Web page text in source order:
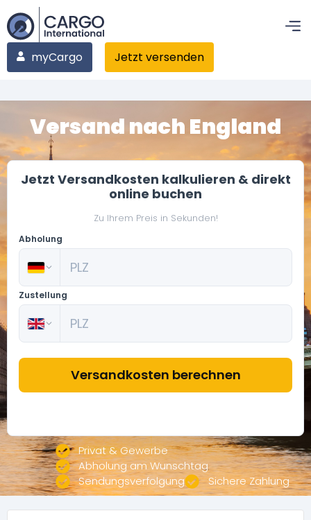
myCargo Jetzt versenden
Versand nach England
Privat & Gewerbe
Abholung am Wunschtag
Sendungsverfolgung
Sichere Zahlung